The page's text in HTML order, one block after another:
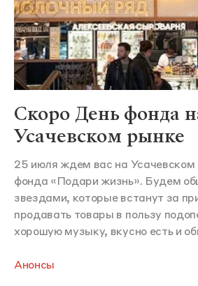
Скоро День фонда
Усачевском рынке
25 июля ждем вас на
фонда «Подари жизнь». Будем
звездами, которые встанут за
продавать товары в пользу
хорошую музыку, вкусно есть и
Анонсы